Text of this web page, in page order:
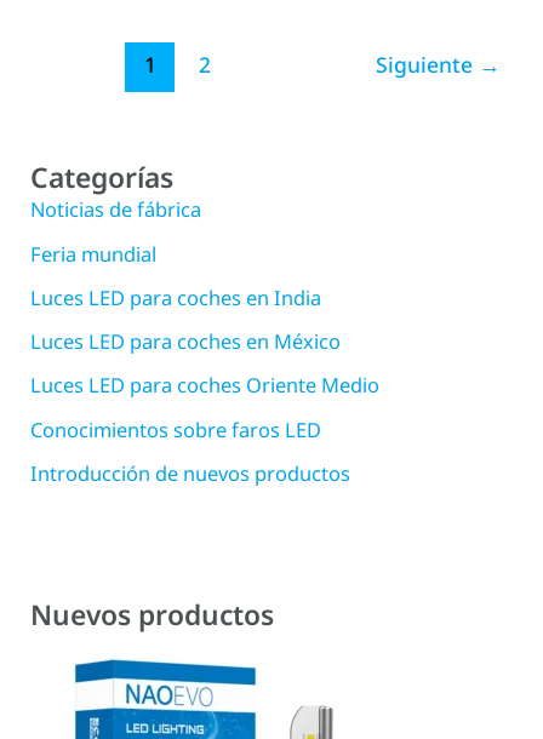
Categorías
Noticias de fábrica
Feria mundial
Luces LED para coches en India
Luces LED para coches en México
Luces LED para coches Oriente Medio
Conocimientos sobre faros LED
Introducción de nuevos productos
Nuevos productos
1 2 Siguiente →